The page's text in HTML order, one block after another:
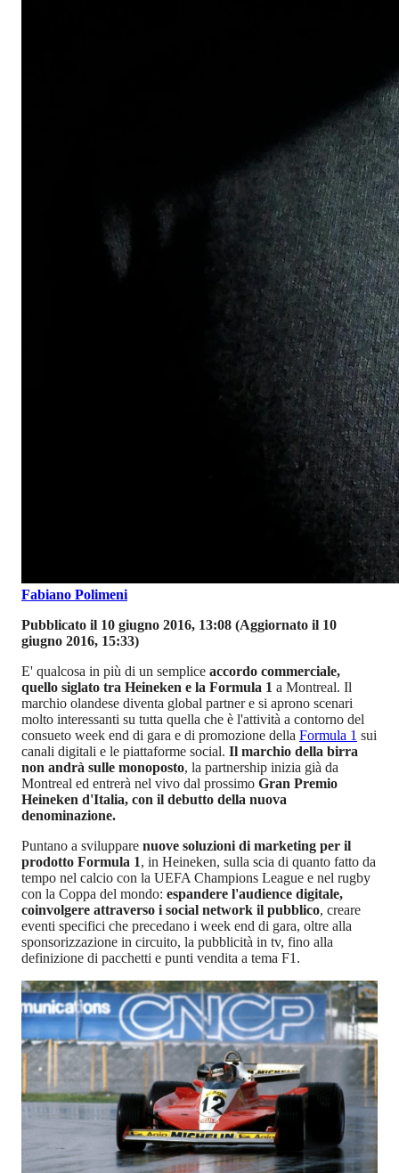
Fabiano Polimeni
Pubblicato il 10 giugno 2016, 13:08 (Aggiornato il 10
giugno 2016, 15:33)
E' qualcosa in più di un semplice accordo commerciale,
quello siglato tra Heineken e la Formula 1 a Montreal. Il
marchio olandese diventa global partner e si aprono scenari
molto interessanti su tutta quella che è l'attività a contorno del
consueto week end di gara e di promozione della Formula 1 sui
canali digitali e le piattaforme social. Il marchio della birra
non andrà sulle monoposto, la partnership inizia già da
Montreal ed entrerà nel vivo dal prossimo Gran Premio
Heineken d'Italia, con il debutto della nuova
denominazione.
Puntano a sviluppare nuove soluzioni di marketing per il
prodotto Formula 1, in Heineken, sulla scia di quanto fatto da
tempo nel calcio con la UEFA Champions League e nel rugby
con la Coppa del mondo: espandere l'audience digitale,
coinvolgere attraverso i social network il pubblico, creare
eventi specifici che precedano i week end di gara, oltre alla
sponsorizzazione in circuito, la pubblicità in tv, fino alla
definizione di pacchetti e punti vendita a tema F1.